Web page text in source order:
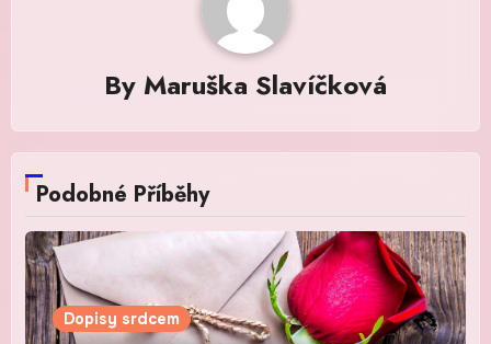
By Maruška Slavíčková
Podobné Příběhy
Dopisy srdcem